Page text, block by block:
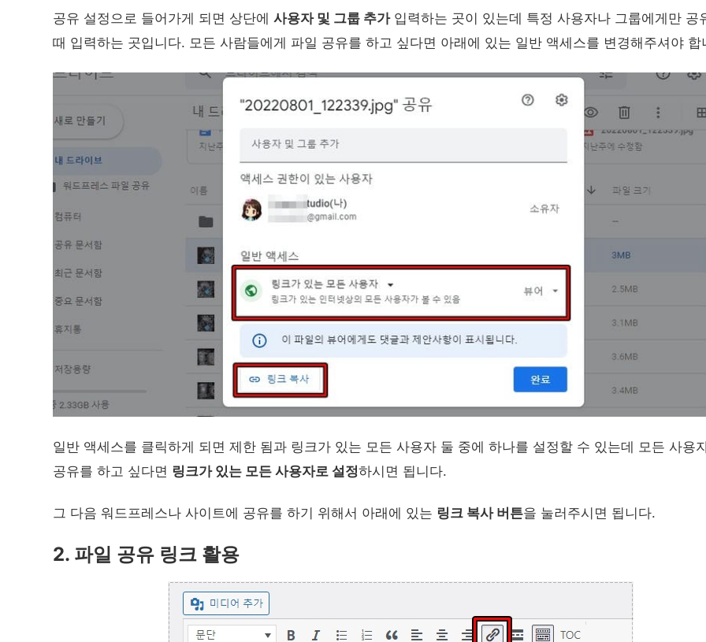
공유 설정으로 들어가게 되면 상단에 사용자 및 그룹 추가입력하는 곳이 있는데 특정 사용자나 그룹에게만 공
때 입력하는 곳입니다. 모든 사람들에게 파일 공유를 하고 싶다면 아래에 있는 일반 액세스를 변경해주셔야 합
일반 액세스를 클릭하게 되면 제한 됨과 링크가 있는 모든 사용자 둘 중에 하나를 설정할 수 있는데 모든 사용
공유를 하고 싶다면 링크가 있는 모든 사용자로 설정하시면 됩니다.
그 다음 워드프레스나 사이트에 공유를 하기 위해서 아래에 있는 링크 복사 버튼을 눌러주시면 됩니다.
2. 파일 공유 링크 활용